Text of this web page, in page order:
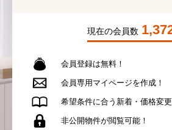
現在の会員数
会員登録は無料！
会員専用 マイページを作成！
希望条件に合う 新着・価格変
非公開物件が閲覧可能！